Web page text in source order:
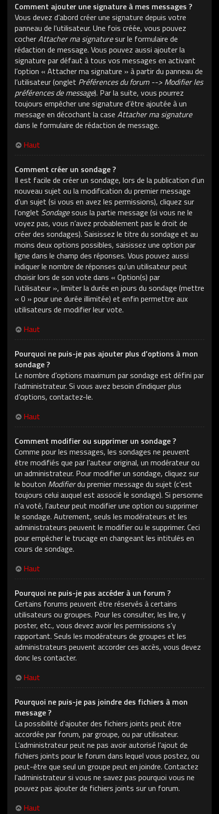
Comment ajouter une signature à mes messages ?
Vous devez d’abord créer une signature depuis votre
panneau de l’utilisateur. Une fois créée, vous pouvez
cocherAttacher ma signaturesur le formulaire de
rédaction de message. Vous pouvez aussi ajouter la
signature par défaut à tous vos messages en activant
l’option « Attacher ma signature » à partir du panneau de
l’utilisateur (onglet Préférences du forum --> Modifier les
préférences de message). Par la suite, vous pourrez
toujours empêcher une signature d’être ajoutée à un
message en décochant la case Attacher ma signature
dans le formulaire de rédaction de message.
Haut
Comment créer un sondage ?
Il est facile de créer un sondage, lors de la publication d’un
nouveau sujet ou la modification du premier message
d’un sujet (si vous en avez les permissions), cliquez sur
l’onglet Sondagesous la partie message (si vous ne le
voyez pas, vous n’avez probablement pas le droit de
créer des sondages). Saisissez le titre du sondage et au
moins deux options possibles, saisissez une option par
ligne dans le champ des réponses. Vous pouvez aussi
indiquer le nombre de réponses qu’un utilisateur peut
choisir lors de son vote dans « Option(s) par
l’utilisateur », limiter la durée en jours du sondage (mettre
« 0 » pour une durée illimitée) et enfin permettre aux
utilisateurs de modifier leur vote.
Haut
Pourquoi ne puis-je pas ajouter plus d’options à mon
sondage ?
Le nombre d’options maximum par sondage est défini par
l’administrateur. Si vous avez besoin d’indiquer plus
d’options, contactez-le.
Haut
Comment modifier ou supprimer un sondage ?
Comme pour les messages, les sondages ne peuvent
être modifiés que par l’auteur original, un modérateur ou
un administrateur. Pour modifier un sondage, cliquez sur
le bouton Modifierdu premier message du sujet (c’est
toujours celui auquel est associé le sondage). Si personne
n’a voté, l’auteur peut modifier une option ou supprimer
le sondage. Autrement, seuls les modérateurs et les
administrateurs peuvent le modifier ou le supprimer. Ceci
pour empêcher le trucage en changeant les intitulés en
cours de sondage.
Haut
Pourquoi ne puis-je pas accéder à un forum ?
Certains forums peuvent être réservés à certains
utilisateurs ou groupes. Pour les consulter, les lire, y
poster, etc., vous devez avoir les permissions s’y
rapportant. Seuls les modérateurs de groupes et les
administrateurs peuvent accorder ces accès, vous devez
donc les contacter.
Haut
Pourquoi ne puis-je pas joindre des fichiers à mon
message ?
La possibilité d’ajouter des fichiers joints peut être
accordée par forum, par groupe, ou par utilisateur.
L’administrateur peut ne pas avoir autorisé l’ajout de
fichiers joints pour le forum dans lequel vous postez, ou
peut-être que seul un groupe peut en joindre. Contactez
l’administrateur si vous ne savez pas pourquoi vous ne
pouvez pas ajouter de fichiers joints sur un forum.
Haut